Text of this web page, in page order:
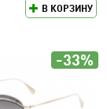
В КОРЗИНУ
-33%